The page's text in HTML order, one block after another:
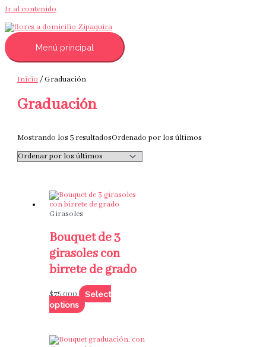
Ir al contenido
Menú principal
Inicio / Graduación
Graduación
Mostrando los 5 resultadosOrdenado por los últimos
Girasoles
Bouquet de 3
girasoles con
birrete de grado
$75,000
Select
options